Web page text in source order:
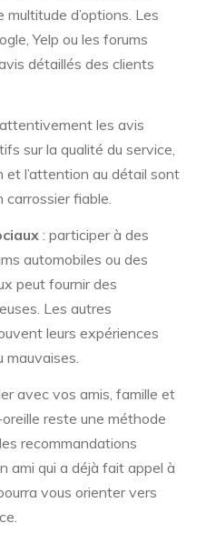
d’options. Les
Yelp ou les forums
détaillés des clients
les avis
sur la qualité du service,
et l’attention au détail sont
carrossier fiable.
: participer à des
automobiles ou des
peut fournir des
Les autres
leurs expériences
mauvaises.
avec vos amis, famille et
reste une méthode
recommandations
ami qui a déjà fait appel à
vous orienter vers